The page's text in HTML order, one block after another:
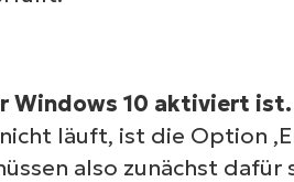
Windows 10 aktiviert ist.
läuft, ist die Option
also zunächst dafür